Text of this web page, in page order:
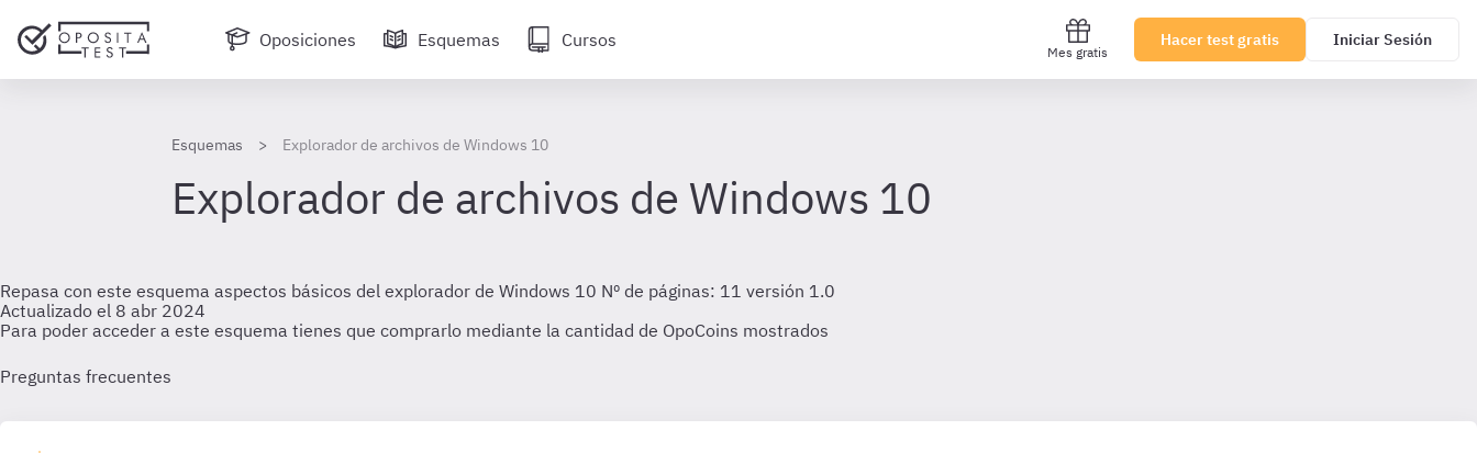
Oposiciones Esquemas Cursos
Mes gratis
Hacer test gratis Iniciar Sesión
Esquemas Explorador de archivos de Windows 10
Explorador de archivos de Windows 10
Repasa con este esquema aspectos básicos del explorador de Windows 10 Nº de páginas: 11 versión 1.0
Actualizado el 8 abr 2024
Para poder acceder a este esquema tienes que comprarlo mediante la cantidad de OpoCoins mostrados
Preguntas frecuentes